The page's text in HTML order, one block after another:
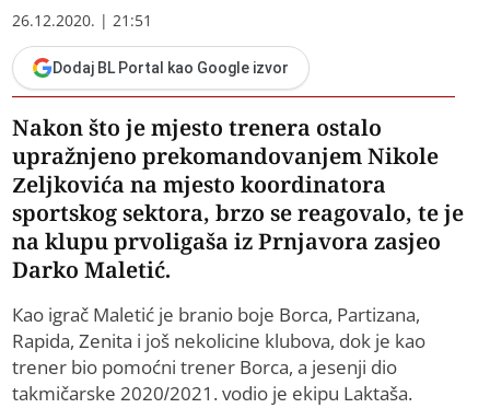
26.12.2020. | 21:51
Dodaj BL Portal kao Google izvor
Nakon što je mjesto trenera ostalo
upražnjeno prekomandovanjem Nikole
Zeljkovića na mjesto koordinatora
sportskog sektora, brzo se reagovalo, te je
na klupu prvoligaša iz Prnjavora zasjeo
Darko Maletić.
Кao igrač Maletić je branio boje Borca, Partizana,
Rapida, Zenita i još nekolicine klubova, dok je kao
trener bio pomoćni trener Borca, a jesenji dio
takmičarske 2020/2021. vodio je ekipu Laktaša.